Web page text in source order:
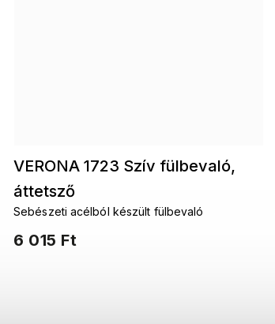
VERONA 1723 Szív fülbevaló,
áttetsző
6 015 Ft
Sebészeti acélból készült fülbevaló